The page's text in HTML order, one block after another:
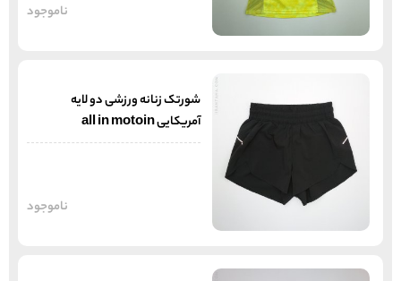
ناموجود
شورتک زنانه ورزشی دو لایه
آمریکایی all in motoin
ناموجود